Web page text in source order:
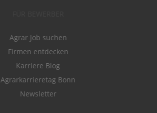
Agrar Job suchen
Firmen entdecken
Karriere Blog
Agrarkarrieretag Bonn
Newsletter